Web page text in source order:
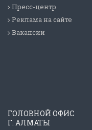
Пресс-центр
Реклама на сайте
Вакансии
ГОЛОВНОЙ ОФИС
Г. АЛМАТЫ